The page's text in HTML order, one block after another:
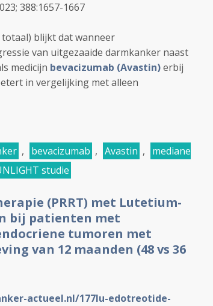
388:1657-1667
blijkt dat wanneer
van uitgezaaide darmkanker naast
medicijn bevacizumab (Avastin)erbij
in vergelijking met alleen
, bevacizumab , Avastin ,
mediane
studie
(PRRT) met Lutetium-
bij patienten met
tumoren met
van 12 maanden (48 vs 36
actueel.nl/177lu-edotreotide-